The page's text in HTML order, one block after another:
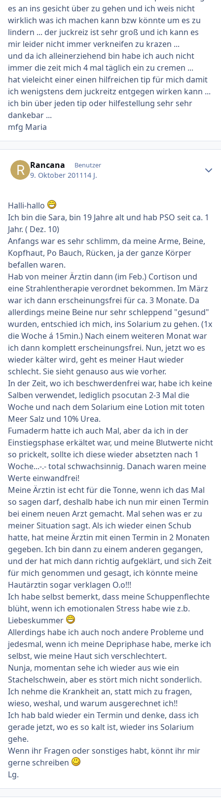
es an ins gesicht über zu gehen und ich weis nicht
wirklich was ich machen kann bzw könnte um es zu
lindern ... der juckreiz ist sehr groß und ich kann es
mir leider nicht immer verkneifen zu krazen ...
und da ich alleinerziehend bin habe ich auch nicht
immer die zeit mich 4 mal täglich ein zu cremen ...
hat vieleicht einer einen hilfreichen tip für mich damit
ich wenigstens dem juckreitz entgegen wirken kann ...
ich bin über jeden tip oder hilfestellung sehr sehr
dankebar ...
mfg Maria
Rancana Benutzer
9. Oktober 2011 14 J.
Halli-hallo
Ich bin die Sara, bin 19 Jahre alt und hab PSO seit ca. 1
Jahr. ( Dez. 10)
Anfangs war es sehr schlimm, da meine Arme, Beine,
Kopfhaut, Po Bauch, Rücken, ja der ganze Körper
befallen waren.
Hab von meiner Ärztin dann (im Feb.) Cortison und
eine Strahlentherapie verordnet bekommen. Im März
war ich dann erscheinungsfrei für ca. 3 Monate. Da
allerdings meine Beine nur sehr schleppend "gesund"
wurden, entschied ich mich, ins Solarium zu gehen. (1x
die Woche á 15min.) Nach einem weiteren Monat war
ich dann komplett erscheinungsfrei. Nun, jetzt wo es
wieder kälter wird, geht es meiner Haut wieder
schlecht. Sie sieht genauso aus wie vorher.
In der Zeit, wo ich beschwerdenfrei war, habe ich keine
Salben verwendet, lediglich psocutan 2-3 Mal die
Woche und nach dem Solarium eine Lotion mit toten
Meer Salz und 10% Urea.
Fumaderm hatte ich auch Mal, aber da ich in der
Einstiegsphase erkältet war, und meine Blutwerte nicht
so prickelt, sollte ich diese wieder absetzten nach 1
Woche...-.- total schwachsinnig. Danach waren meine
Werte einwandfrei!
Meine Ärztin ist echt für die Tonne, wenn ich das Mal
so sagen darf, deshalb habe ich nun mir einen Termin
bei einem neuen Arzt gemacht. Mal sehen was er zu
meiner Situation sagt. Als ich wieder einen Schub
hatte, hat meine Ärztin mit einen Termin in 2 Monaten
gegeben. Ich bin dann zu einem anderen gegangen,
und der hat mich dann richtig aufgeklärt, und sich Zeit
für mich genommen und gesagt, ich könnte meine
Hautärztin sogar verklagen O.o!!!
Ich habe selbst bemerkt, dass meine Schuppenflechte
blüht, wenn ich emotionalen Stress habe wie z.b.
Liebeskummer
Allerdings habe ich auch noch andere Probleme und
jedesmal, wenn ich meine Depriphase habe, merke ich
selbst, wie meine Haut sich verschlechtert.
Nunja, momentan sehe ich wieder aus wie ein
Stachelschwein, aber es stört mich nicht sonderlich.
Ich nehme die Krankheit an, statt mich zu fragen,
wieso, weshal, und warum ausgerechnet ich!!
Ich hab bald wieder ein Termin und denke, dass ich
gerade jetzt, wo es so kalt ist, wieder ins Solarium
gehe.
Wenn ihr Fragen oder sonstiges habt, könnt ihr mir
gerne schreiben
Lg.